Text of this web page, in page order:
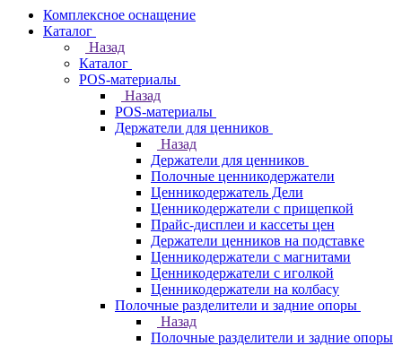
Комплексное оснащение
Каталог
Назад
Каталог
POS-материалы
Назад
POS-материалы
Держатели для ценников
Назад
Держатели для ценников
Полочные ценникодержатели
Ценникодержатель Дели
Ценникодержатели с прищепкой
Прайс-дисплеи и кассеты цен
Держатели ценников на подставке
Ценникодержатели с магнитами
Ценникодержатели с иголкой
Ценникодержатели на колбасу
Полочные разделители и задние опоры
Назад
Полочные разделители и задние опоры